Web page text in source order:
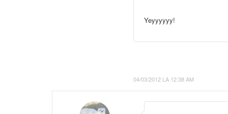
Yeyyyyyy!
04/03/2012 LA 12:38 AM